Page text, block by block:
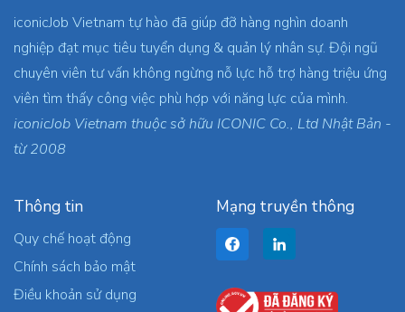
iconicJob Vietnam tự hào đã giúp đỡ hàng nghìn doanh
nghiệp đạt mục tiêu tuyển dụng & quản lý nhân sự. Đội ngũ
chuyên viên tư vấn không ngừng nỗ lực hỗ trợ hàng triệu ứng
viên tìm thấy công việc phù hợp với năng lực của mình.
iconicJob Vietnam thuộc sở hữu ICONIC Co., Ltd Nhật Bản -
từ 2008
Thông tin
Quy chế hoạt động
Chính sách bảo mật
Điều khoản sử dụng
Mạng truyền thông